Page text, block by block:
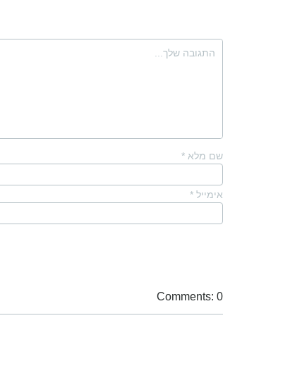
שם מלא *
אימייל *
Comments: 0